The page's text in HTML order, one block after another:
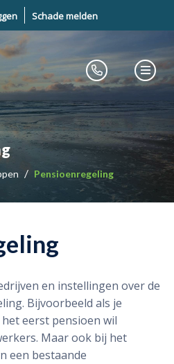
Schade melden
Pensioenregeling
en instellingen over de
Bijvoorbeeld als je
eerst pensioen wil
Maar ook bij het
een bestaande